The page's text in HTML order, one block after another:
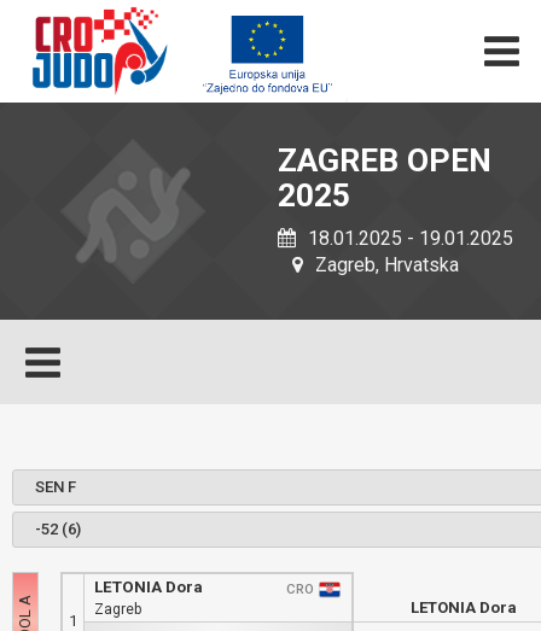
ZAGREB OPEN
2025
18.01.2025 - 19.01.2025
Zagreb, Hrvatska
1
LETONIA Dora
CRO
Zagreb
LETONIA Dora